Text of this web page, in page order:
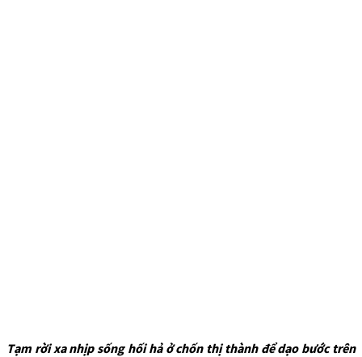
Tạm rời xa nhịp sống hối hả ở chốn thị thành để dạo bước trên